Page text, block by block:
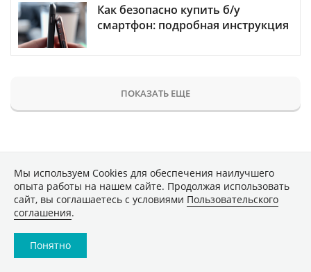
Как безопасно купить б/у
смартфон: подробная инструкция
ПОКАЗАТЬ ЕЩЕ
НАУКА
Почему эволюция застопорилась
Мы используем Сookies для обеспечения наилучшего
опыта работы на нашем сайте. Продолжая использовать
сайт, вы соглашаетесь с условиями Пользовательского
соглашения.
Понятно